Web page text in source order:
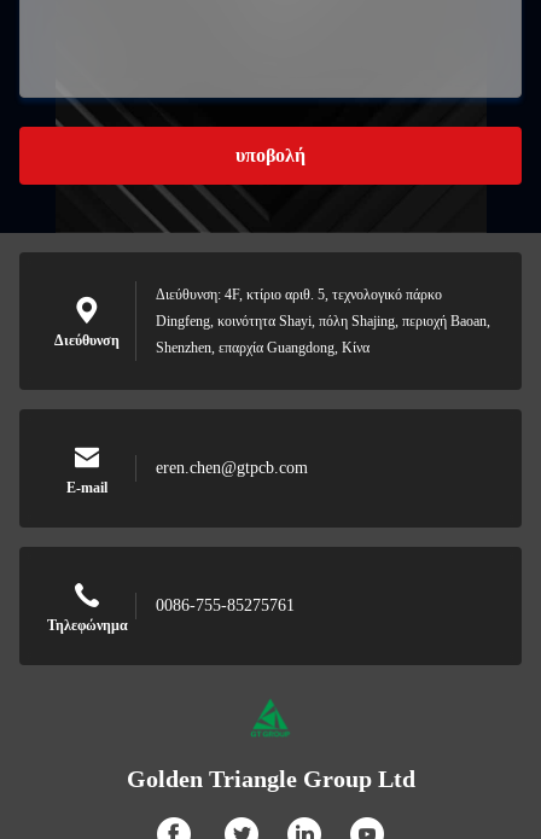
υποβολή
Διεύθυνση
Διεύθυνση: 4F, κτίριο αριθ. 5, τεχνολογικό πάρκο
Dingfeng, κοινότητα Shayi, πόλη Shajing, περιοχή Baoan,
Shenzhen, επαρχία Guangdong, Κίνα
E-mail
eren.chen@gtpcb.com
Τηλεφώνημα
0086-755-85275761
Golden Triangle Group Ltd